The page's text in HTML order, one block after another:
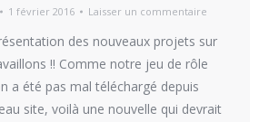
1 février 2016 Laisser un commentaire
des nouveaux projets sur
!! Comme notre jeu de rôle
a été pas mal téléchargé depuis
site, voilà une nouvelle qui devrait